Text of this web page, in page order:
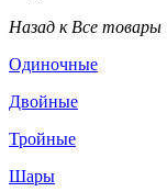
Назад к Все товары
Одиночные
Двойные
Тройные
Шары